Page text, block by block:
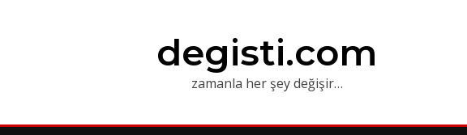
degisti.com
zamanla her şey değişir…